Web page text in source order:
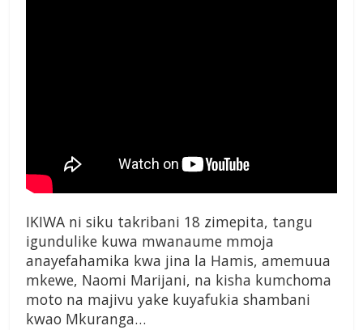
IKIWA ni siku takribani 18 zimepita, tangu
igundulike kuwa mwanaume mmoja
anayefahamika kwa jina la Hamis, amemuua
mkewe, Naomi Marijani, na kisha kumchoma
moto na majivu yake kuyafukia shambani
kwao Mkuranga…